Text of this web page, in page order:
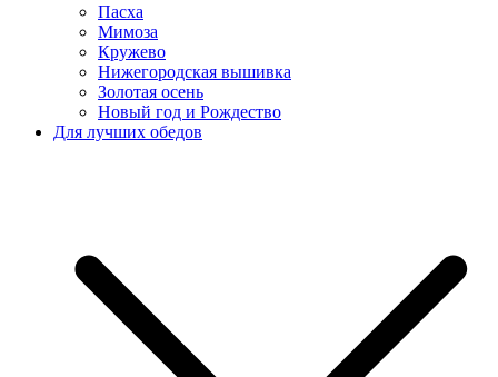
Пасха
Мимоза
Кружево
Нижегородская вышивка
Золотая осень
Новый год и Рождество
Для лучших обедов